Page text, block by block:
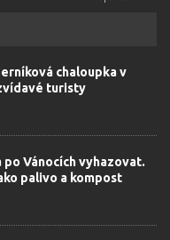
chaloupka v
turisty
Vánocích vyhazovat.
palivo a kompost